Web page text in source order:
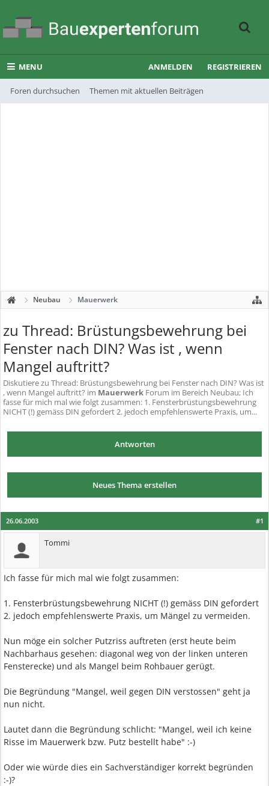
MENU
Foren durchsuchen Themen mit aktuellen Beiträgen
ANMELDEN REGISTRIEREN
Neubau Mauerwerk
zu Thread: Brüstungsbewehrung bei
Fenster nach DIN? Was ist , wenn
Mangel auftritt?
Diskutierezu Thread: Brüstungsbewehrung bei Fenster nach DIN? Was ist
, wenn Mangel auftritt? im Mauerwerk Forum im Bereich Neubau; Ich
fasse für mich mal wie folgt zusammen: 1. Fensterbrüstungsbewehrung
NICHT (!) gemäss DIN gefordert 2. jedoch empfehlenswerte Praxis, um...
Antworten
Neues Thema erstellen
#1
26.06.2003
Tommi
Ich fasse für mich mal wie folgt zusammen:
1. Fensterbrüstungsbewehrung NICHT (!) gemäss DIN gefordert
2. jedoch empfehlenswerte Praxis, um Mängel zu vermeiden.
Nun möge ein solcher Putzriss auftreten (erst heute beim
Nachbarhaus gesehen: diagonal weg von der linken unteren
Fensterecke) und als Mangel beim Rohbauer gerügt.
Die Begründung "Mangel, weil gegen DIN verstossen" geht ja
nun nicht.
Lautet dann die Begründung schlicht: "Mangel, weil ich keine
Risse im Mauerwerk bzw. Putz bestellt habe" :-)
Oder wie würde dies ein Sachverständiger korrekt begründen
:-)?